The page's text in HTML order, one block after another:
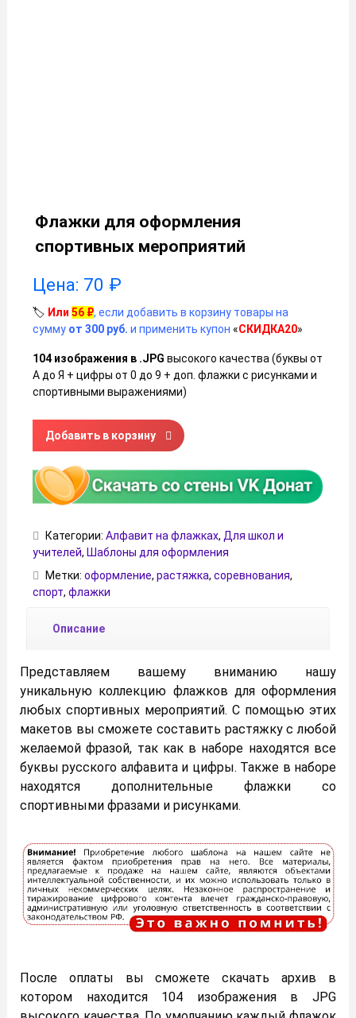
Флажки для оформления
спортивных мероприятий
Цена: 70 ₽
🏷️ Или 56 ₽, если добавить в корзину товары на
сумму от 300 руб. и применить купон «СКИДКА20»
104 изображения в .JPG высокого качества (буквы от
А до Я + цифры от 0 до 9 + доп. флажки с рисунками и
спортивными выражениями)
Количество товара Флажки для оформления
Добавить в корзину
Категории: Алфавит на флажках, Для школ и
учителей, Шаблоны для оформления
Метки: оформление, растяжка, соревнования,
спорт, флажки
Описание
Представляем вашему вниманию нашу
уникальную коллекцию флажков для оформления
любых спортивных мероприятий. С помощью этих
макетов вы сможете составить растяжку с любой
желаемой фразой, так как в наборе находятся все
буквы русского алфавита и цифры. Также в наборе
находятся дополнительные флажки со
спортивными фразами и рисунками.
После оплаты вы сможете скачать архив в
котором находится 104 изображения в JPG